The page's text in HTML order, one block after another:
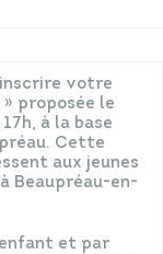
votre
proposée le
à la base
Cette
aux jeunes
Beaupréau-en-
et par